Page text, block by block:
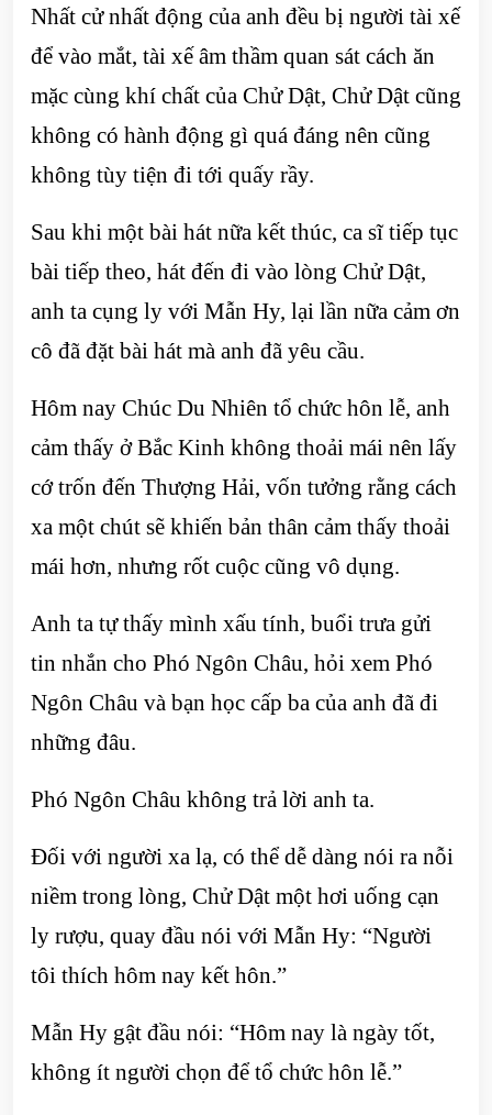
Nhất cử nhất động của anh đều bị người tài xế
để vào mắt, tài xế âm thầm quan sát cách ăn
mặc cùng khí chất của Chử Dật, Chử Dật cũng
không có hành động gì quá đáng nên cũng
không tùy tiện đi tới quấy rầy.
Sau khi một bài hát nữa kết thúc, ca sĩ tiếp tục
bài tiếp theo, hát đến đi vào lòng Chử Dật,
anh ta cụng ly với Mẫn Hy, lại lần nữa cảm ơn
cô đã đặt bài hát mà anh đã yêu cầu.
Hôm nay Chúc Du Nhiên tổ chức hôn lễ, anh
cảm thấy ở Bắc Kinh không thoải mái nên lấy
cớ trốn đến Thượng Hải, vốn tưởng rằng cách
xa một chút sẽ khiến bản thân cảm thấy thoải
mái hơn, nhưng rốt cuộc cũng vô dụng.
Anh ta tự thấy mình xấu tính, buổi trưa gửi
tin nhắn cho Phó Ngôn Châu, hỏi xem Phó
Ngôn Châu và bạn học cấp ba của anh đã đi
những đâu.
Phó Ngôn Châu không trả lời anh ta.
Đối với người xa lạ, có thể dễ dàng nói ra nỗi
niềm trong lòng, Chử Dật một hơi uống cạn
ly rượu, quay đầu nói với Mẫn Hy: “Người
tôi thích hôm nay kết hôn.”
Mẫn Hy gật đầu nói: “Hôm nay là ngày tốt,
không ít người chọn để tổ chức hôn lễ.”